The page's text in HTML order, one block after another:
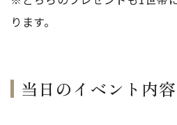
ります。
当日のイベント内容